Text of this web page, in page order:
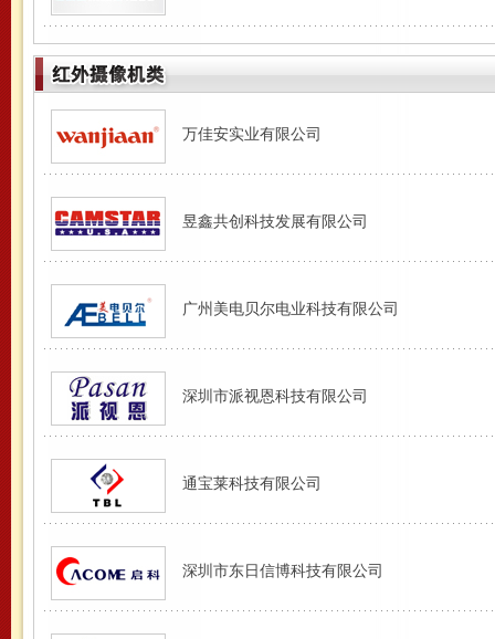
万佳安实业有限公司
昱鑫共创科技发展有限公司
广州美电贝尔电业科技有限公司
深圳市派视恩科技有限公司
通宝莱科技有限公司
深圳市东日信博科技有限公司